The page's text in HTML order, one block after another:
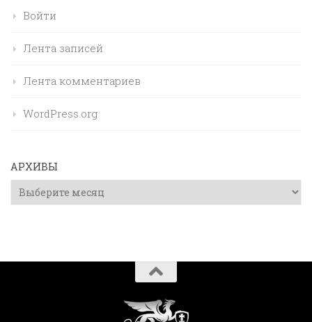
Войти
Лента записей
Лента комментариев
WordPress.org
АРХИВЫ
Архивы